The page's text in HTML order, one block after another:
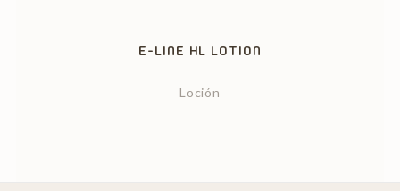
E-LINE HL LOTION
Loción